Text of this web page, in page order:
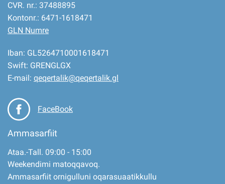
CVR. nr.: 37488895
Kontonr.: 6471-1618471
GLN Numre
Iban: GL5264710001618471
Swift: GRENGLGX
E-mail: qeqertalik@qeqertalik.gl
FaceBook
Ammasarfiit
Ataa.-Tall. 09:00 - 15:00
Weekendimi matoqqavoq.
Ammasarfiit ornigulluni oqarasuaatikkullu